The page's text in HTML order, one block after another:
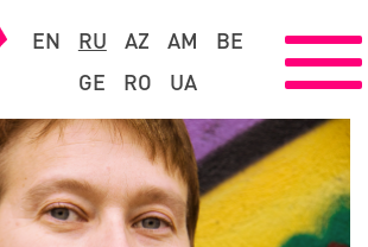
EN RU AZ AM
BE
GE
RO UA